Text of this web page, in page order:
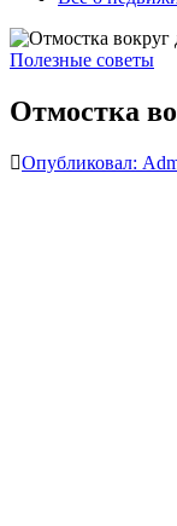
Полезные советы
Отмостка
Опубликовал: